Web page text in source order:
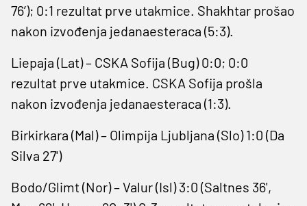
76’); 0:1 rezultat prve utakmice. Shakhtar prošao
nakon izvođenja jedanaesteraca (5:3).
Liepaja (Lat) – CSKA Sofija (Bug) 0:0; 0:0
rezultat prve utakmice. CSKA Sofija prošla
nakon izvođenja jedanaesteraca (1:3).
Birkirkara (Mal) – Olimpija Ljubljana (Slo) 1:0 (Da
Silva 27')
Bodo/Glimt (Nor) – Valur (Isl) 3:0 (Saltnes 36',